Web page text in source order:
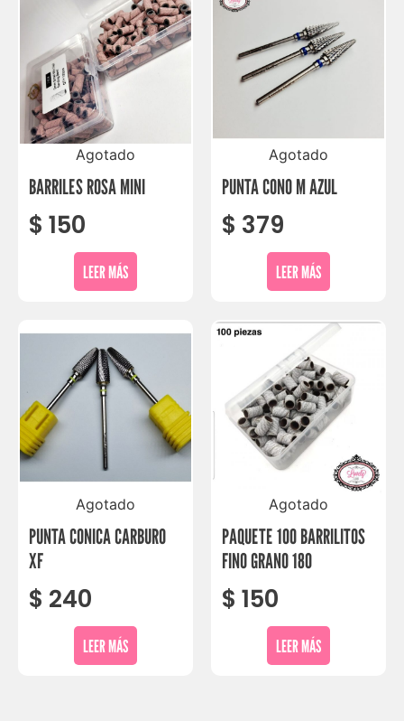
Agotado
BARRILES ROSA MINI
$ 150
LEER MÁS
Agotado
PUNTA CONO M AZUL
$ 379
LEER MÁS
Agotado
PUNTA CONICA CARBURO
XF
$ 240
LEER MÁS
Agotado
PAQUETE 100 BARRILITOS
FINO GRANO 180
$ 150
LEER MÁS